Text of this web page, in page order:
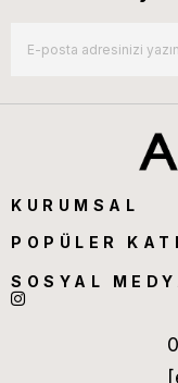
KURUMSAL
POPÜLER
SOSYAL